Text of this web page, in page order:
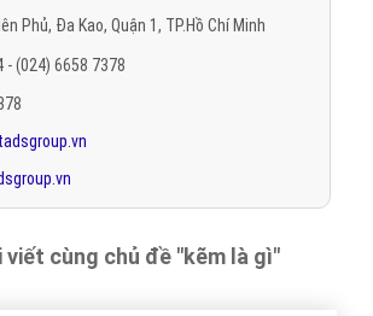
Phủ, Đa Kao, Quận 1, TP.Hồ Chí Minh
- (024) 6658 7378
viết cùng chủ đề "kẽm là gì"